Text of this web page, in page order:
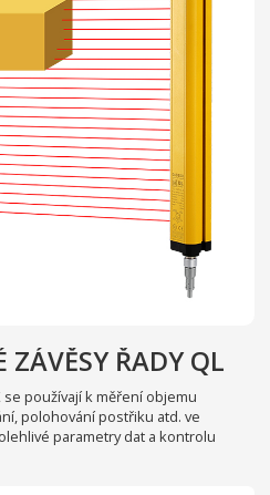
ZÁVĚSY ŘADY QL
se používají k měření objemu
polohování postřiku atd. ve
parametry dat a kontrolu